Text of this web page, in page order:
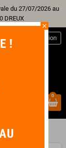
du 27/07/2026 au
DREUX
Connexion
0
close
!